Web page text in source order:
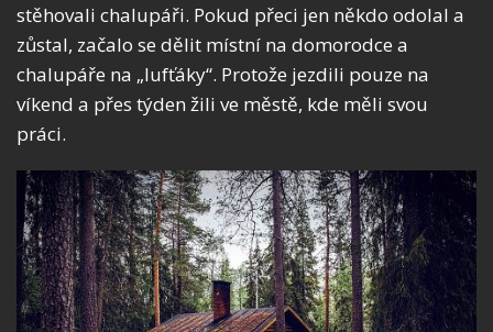
stěhovali chalupáři. Pokud přeci jen někdo odolal a
zůstal, začalo se dělit místní na domorodce a
chalupáře na „lufťáky“. Protože jezdili pouze na
víkend a přes týden žili ve městě, kde měli svou
práci.